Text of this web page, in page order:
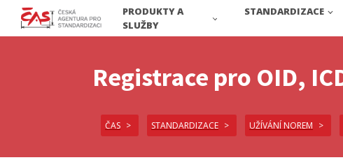
PRODUKTY A
SLUŽBY
STANDARDIZACE
Registrace pro OID,
ČAS STANDARDIZACE UŽÍVÁNÍ NOREM